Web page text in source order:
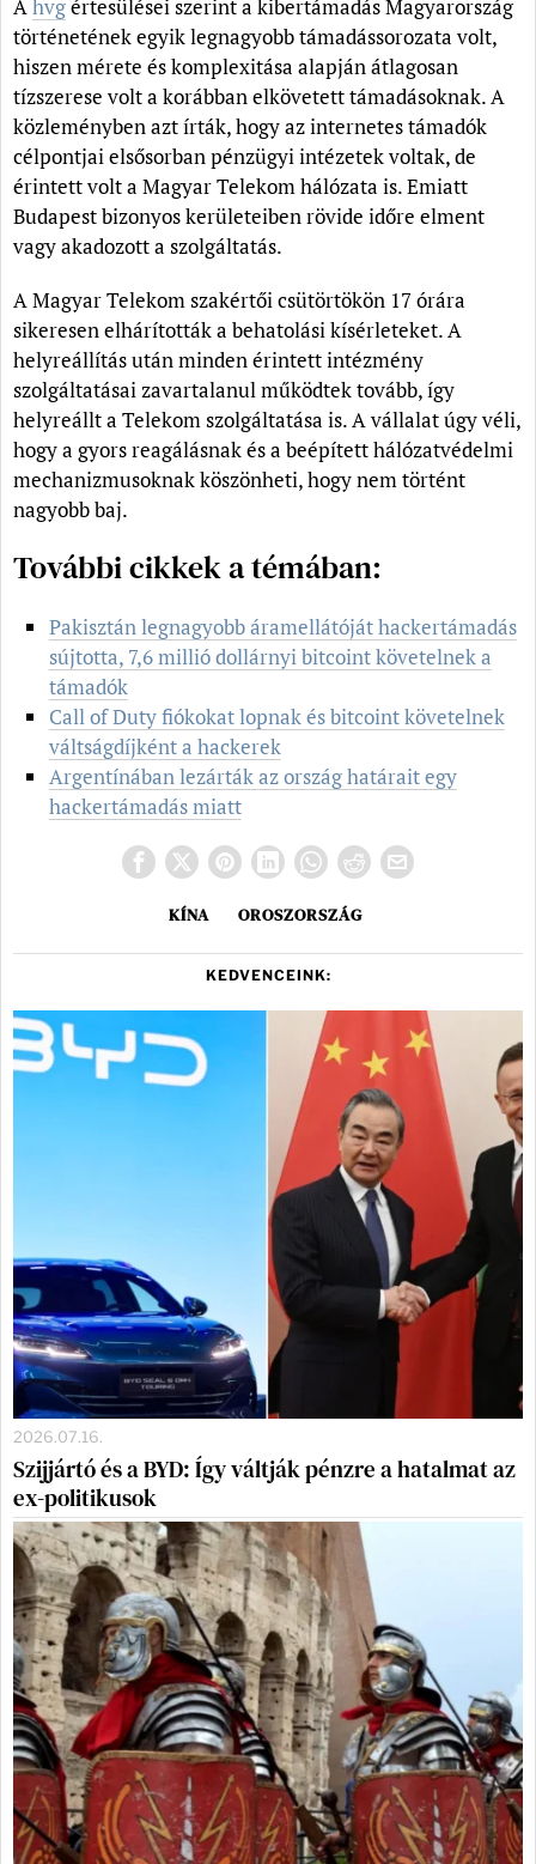
Ahvgértesülései szerint a kibertámadás Magyarország
történetének egyik legnagyobb támadássorozata volt,
hiszen mérete és komplexitása alapján átlagosan
tízszerese volt a korábban elkövetett támadásoknak. A
közleményben azt írták, hogy az internetes támadók
célpontjai elsősorban pénzügyi intézetek voltak, de
érintett volt a Magyar Telekom hálózata is. Emiatt
Budapest bizonyos kerületeiben rövide időre elment
vagy akadozott a szolgáltatás.
A Magyar Telekom szakértői csütörtökön 17 órára
sikeresen elhárították a behatolási kísérleteket. A
helyreállítás után minden érintett intézmény
szolgáltatásai zavartalanul működtek tovább, így
helyreállt a Telekom szolgáltatása is. A vállalat úgy véli,
hogy a gyors reagálásnak és a beépített hálózatvédelmi
mechanizmusoknak köszönheti, hogy nem történt
nagyobb baj.
További cikkek a témában:
Pakisztán legnagyobb áramellátóját hackertámadás
sújtotta, 7,6 millió dollárnyi bitcoint követelnek a
támadók
Call of Duty fiókokat lopnak és bitcoint követelnek
váltságdíjként a hackerek
Argentínában lezárták az ország határait egy
hackertámadás miatt
KÍNA OROSZORSZÁG
KEDVENCEINK:
2026.07.16.
Szijjártó és a BYD: Így váltják pénzre a hatalmat az
ex-politikusok